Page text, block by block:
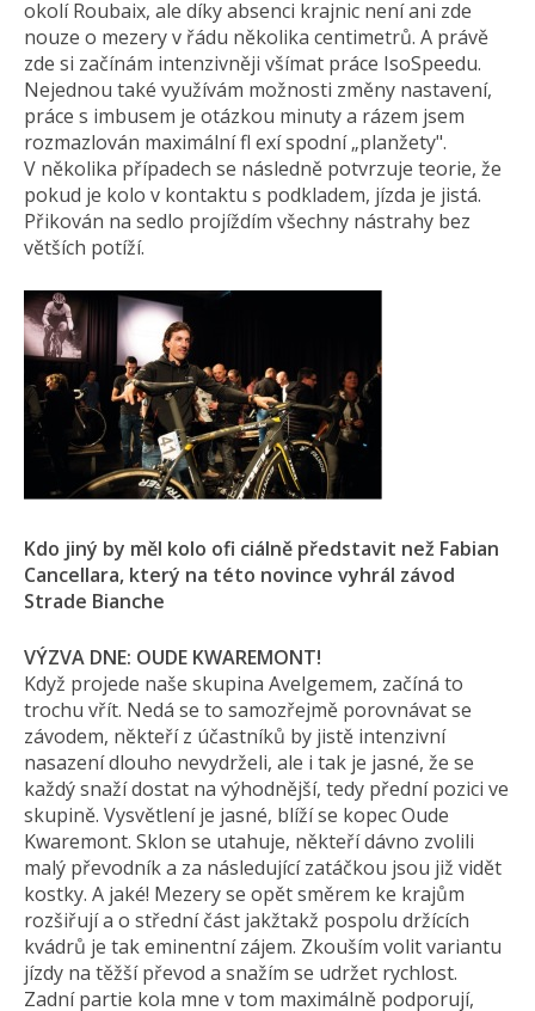
okolí Roubaix, ale díky absenci krajnic není ani zde
nouze o mezery v řádu několika centimetrů. A právě
zde si začínám intenzivněji všímat práce IsoSpeedu.
Nejednou také využívám možnosti změny nastavení,
práce s imbusem je otázkou minuty a rázem jsem
rozmazlován maximální fl exí spodní „planžety".
V několika případech se následně potvrzuje teorie, že
pokud je kolo v kontaktu s podkladem, jízda je jistá.
Přikován na sedlo projíždím všechny nástrahy bez
větších potíží.
Kdo jiný by měl kolo ofi ciálně představit než Fabian
Cancellara, který na této novince vyhrál závod
Strade Bianche
VÝZVA DNE: OUDE KWAREMONT!
Když projede naše skupina Avelgemem, začíná to
trochu vřít. Nedá se to samozřejmě porovnávat se
závodem, někteří z účastníků by jistě intenzivní
nasazení dlouho nevydrželi, ale i tak je jasné, že se
každý snaží dostat na výhodnější, tedy přední pozici ve
skupině. Vysvětlení je jasné, blíží se kopec Oude
Kwaremont. Sklon se utahuje, někteří dávno zvolili
malý převodník a za následující zatáčkou jsou již vidět
kostky. A jaké! Mezery se opět směrem ke krajům
rozšiřují a o střední část jakžtakž pospolu držících
kvádrů je tak eminentní zájem. Zkouším volit variantu
jízdy na těžší převod a snažím se udržet rychlost.
Zadní partie kola mne v tom maximálně podporují,